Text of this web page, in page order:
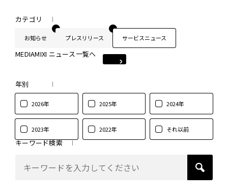
カテゴリ
お知らせ プレスリリース サービスニュース
MEDIAMIXI ニュース一覧へ
年別
2026年 2025年 2024年
2023年 2022年 それ以前
キーワード検索